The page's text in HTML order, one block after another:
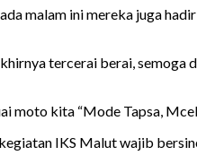
malam ini mereka juga
tercerai berai,
moto kita “Mode Tapsa,
IKS Malut wajib